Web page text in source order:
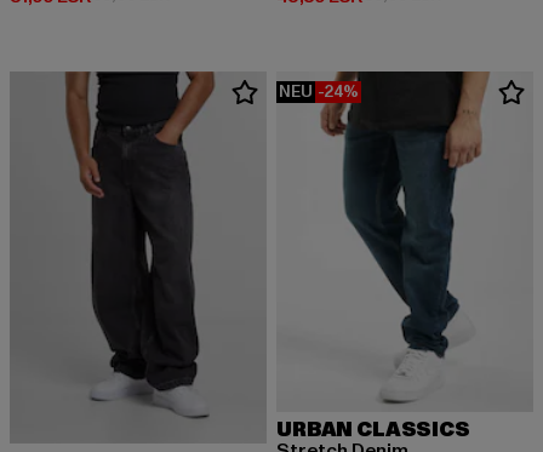
NEU -24%
URBAN CLASSICS